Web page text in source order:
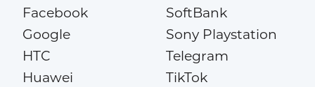
Facebook
Google
HTC
Huawei
SoftBank
Sony Playstation
Telegram
TikTok